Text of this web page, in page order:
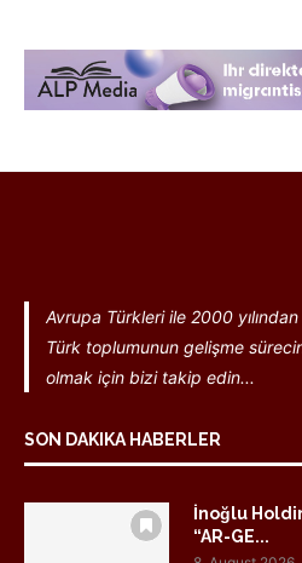
Avrupa Türkleri ile 2000
Türk toplumunun gelişme
olmak için bizi takip edin...
SON DAKIKA HABERLER
İnoğlu
“AR-GE...